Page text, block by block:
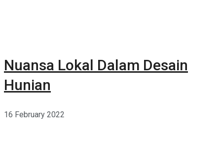
Nuansa Lokal Dalam Desain
Hunian
16 February 2022